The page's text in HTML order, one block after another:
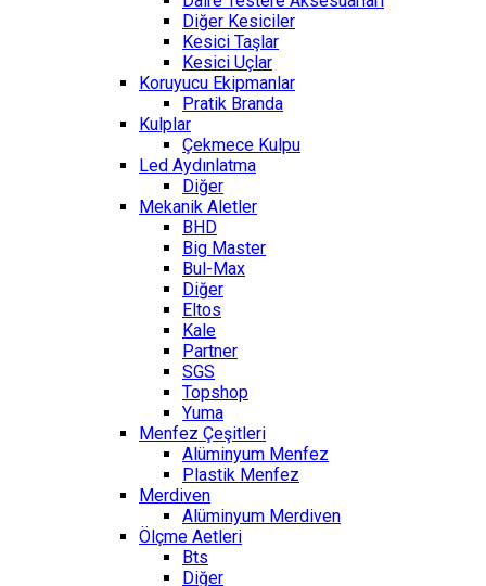
Diğer Kesiciler
Kesici Taşlar
Kesici Uçlar
Koruyucu Ekipmanlar
Pratik Branda
Kulplar
Çekmece Kulpu
Led Aydınlatma
Diğer
Mekanik Aletler
BHD
Big Master
Bul-Max
Diğer
Eltos
Kale
Partner
SGS
Topshop
Yuma
Menfez Çeşitleri
Alüminyum Menfez
Plastik Menfez
Merdiven
Alüminyum Merdiven
Ölçme Aetleri
Bts
Diğer